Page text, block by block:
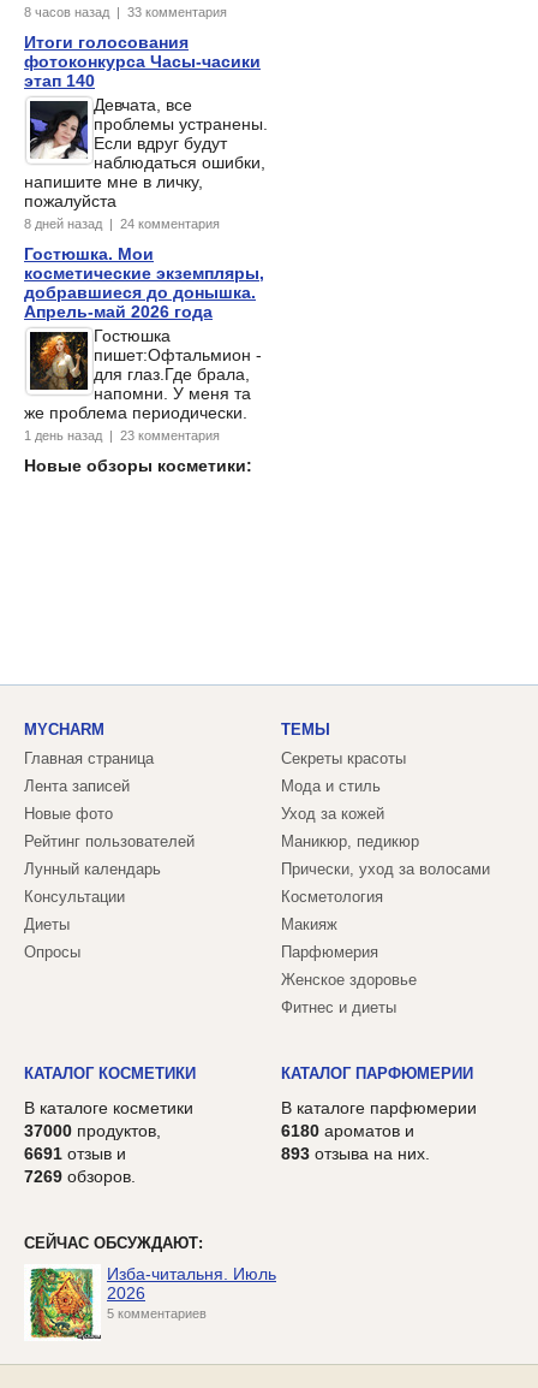
8 часов назад | 33 комментария
Итоги голосования
фотоконкурса Часы-часики
этап 140
Девчата, все
проблемы устранены.
Если вдруг будут
наблюдаться ошибки,
напишите мне в личку,
пожалуйста
8 дней назад | 24 комментария
Гостюшка. Мои
косметические экземпляры,
добравшиеся до донышка.
Апрель-май 2026 года
Гостюшка
пишет:Офтальмион -
для глаз.Где брала,
напомни. У меня та
же проблема периодически.
1 день назад | 23 комментария
Новые обзоры косметики:
MYCHARM
Главная страница
Лента записей
Новые фото
Рейтинг пользователей
Лунный календарь
Консультации
Диеты
Опросы
ТЕМЫ
Секреты красоты
Мода и стиль
Уход за кожей
Маникюр, педикюр
Прически, уход за волосами
Косметология
Макияж
Парфюмерия
Женское здоровье
Фитнес и диеты
КАТАЛОГ КОСМЕТИКИ
В каталоге косметики
37000 продуктов,
6691 отзыв и
7269 обзоров.
КАТАЛОГ ПАРФЮМЕРИИ
В каталоге парфюмерии
6180 ароматов и
893 отзыва на них.
СЕЙЧАС ОБСУЖДАЮТ:
Изба-читальня. Июль
2026
5 комментариев